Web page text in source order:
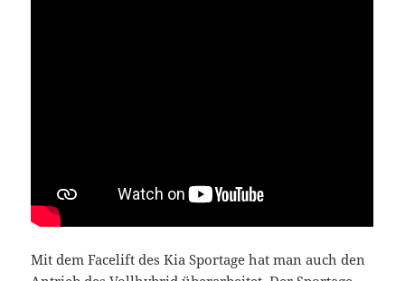
Mit dem Facelift des Kia Sportage hat man auch den